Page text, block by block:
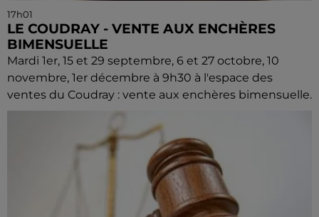
17h01
LE COUDRAY - VENTE AUX ENCHÈRES
BIMENSUELLE
Mardi 1er, 15 et 29 septembre, 6 et 27 octobre, 10
novembre, 1er décembre à 9h30 à l'espace des
ventes du Coudray : vente aux enchères bimensuelle.